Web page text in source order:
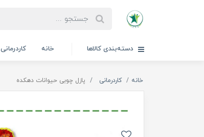
دسته‌بندی کالاها خانه کاردرمانی
خانه کاردرمانی پازل چوبی حیوانات دهکده